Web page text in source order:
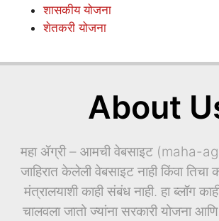
शासकीय योजना
शेतकरी योजना
About
महा ॲग्री – आमची वेबसाइट (maha-
जाहिरात केलेली वेबसाइट नाही किंवा तिचा
मंत्रालयाशी काही संबंध नाही. हा ब्लॉग
चालवला जातो ज्यांना सरकारी योजना